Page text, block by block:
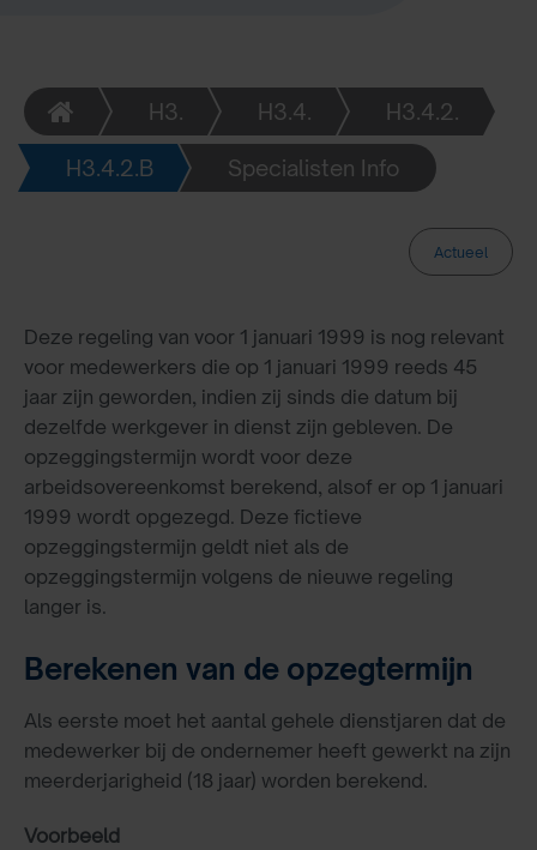
H3. H3.4. H3.4.2.
H3.4.2.B Specialisten Info
Actueel
Deze regeling van voor 1 januari 1999 is nog relevant
voor medewerkers die op 1 januari 1999 reeds 45
jaar zijn geworden, indien zij sinds die datum bij
dezelfde werkgever in dienst zijn gebleven. De
opzeggingstermijn wordt voor deze
arbeidsovereenkomst berekend, alsof er op 1 januari
1999 wordt opgezegd. Deze fictieve
opzeggingstermijn geldt niet als de
opzeggingstermijn volgens de nieuwe regeling
langer is.
Berekenen van de opzegtermijn
Als eerste moet het aantal gehele dienstjaren dat de
medewerker bij de ondernemer heeft gewerkt na zijn
meerderjarigheid (18 jaar) worden berekend.
Voorbeeld